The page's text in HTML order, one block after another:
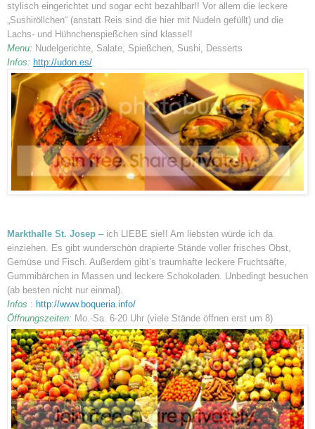
stylisch eingerichtet und sogar echt bezahlbar!! Vor allem die leckere
„Sushiröllchen“ (anstatt Reis sind die hier mit Nudeln gefüllt) und die
Lachs- und Hühnchenspießchen sind klasse!!
Menu: Nudelgerichte, Salate, Spießchen, Sushi, Desserts
Infos: http://udon.es/
Markthalle St. Josep – ich LIEBE sie!! Am liebsten würde ich da
einziehen. Es gibt wunderschön drapierte Stände voller frisches Obst,
Gemüse und Fisch. Außerdem gibt’s traumhafte leckere Fruchtsäfte,
Gummibärchen in Massen und leckere Schokoladen. Unbedingt besuchen
(ab besten nicht nur einmal).
Infos : http://www.boqueria.info/
Öffnungszeiten: Mo.-Sa. 6-20 Uhr (viele Stände öffnen erst um 8)